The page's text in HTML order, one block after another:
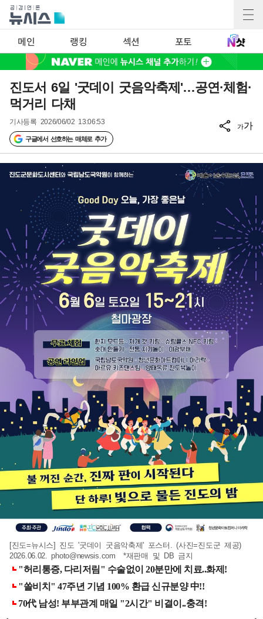
메인 랭킹 섹션 포토
진도서 6일 '굿데이 굿음악축제'…공연·체험·
먹거리 다채
기사등록 2026/06/02 13:06:53
구글에서 선호하는 매체로 추가
가가
[진도=뉴시스] 진도 '굿데이 굿음악축제' 포스터. (사진=진도군 제공)
2026.06.02.photo@newsis.com *재판매 및 DB 금지